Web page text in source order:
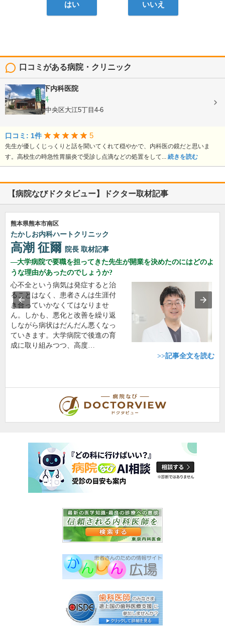
はい いいえ
口コミがある病院・クリニック
医療法人竹下内科医院
内科, 胃腸内科
熊本県熊本市中央区大江5丁目4-6
口コミ: 1件 5
先生が優しくじっくりと話を聞いてくれて穏やかで、内科医の鏡だと思いま
す。高校生の時急性胃腸炎で受診し点滴などの処置をして... 続きを読む
【病院なびドクタビュー】ドクター取材記事
熊本県熊本市南区
たかしお内科ハートクリニック
高潮 征爾 院長 取材記事
大学病院で要職を担ってきた先生が開業を決めたのにはどのよ
うな理由があったのでしょうか?
心不全という病気は発症すると治
ることはなく、患者さんは生涯付
き合っていかなくてはなりませ
ん。しかも、悪化と改善を繰り返
しながら病状はだんだん悪くなっ
ていきます。大学病院で後進の育
成に取り組みつつ、高度…
>>記事全文を読む